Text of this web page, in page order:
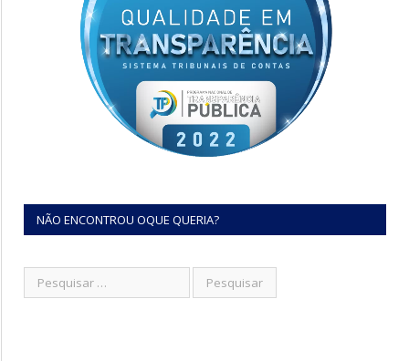
NÃO ENCONTROU OQUE QUERIA?